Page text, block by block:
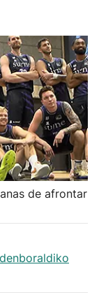
de afrontar